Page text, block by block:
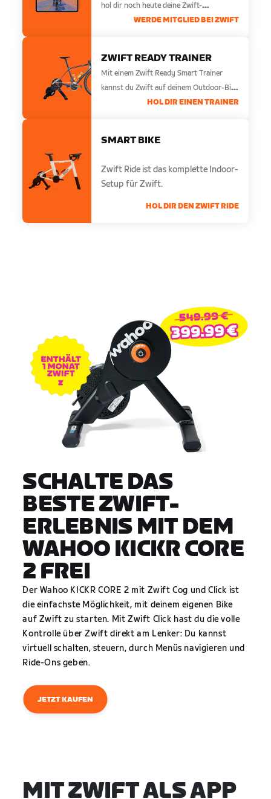
hol dir noch heute deine Zwift-
Mitgliedschaft.WERDE MITGLIED BEI ZWIFT
ZWIFT READY TRAINER
Mit einem Zwift Ready Smart Trainer
kannst du Zwift auf deinem Outdoor-Bike
HOL DIR EINEN TRAINER
SMART BIKE
Zwift Ride ist das komplette Indoor-
Setup für Zwift.
HOL DIR DEN ZWIFT RIDE
SCHALTE DAS
BESTE ZWIFT-
ERLEBNIS MIT DEM
WAHOO KICKR CORE
2 FREI
Der Wahoo KICKR CORE 2 mit Zwift Cog und Click ist
die einfachste Möglichkeit, mit deinem eigenen Bike
auf Zwift zu starten. Mit Zwift Click hast du die volle
Kontrolle über Zwift direkt am Lenker: Du kannst
virtuell schalten, steuern, durch Menüs navigieren und
Ride-Ons geben.
JETZT KAUFEN
MIT ZWIFT ALS APP